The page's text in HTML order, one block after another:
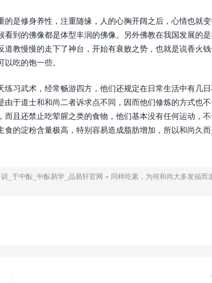
是修身养性，注重随缘，人的心胸开阔之后，心情也就
到的佛像都是体型丰润的佛像。另外佛教在我国发展的是
教慢慢的走下了神台，开始有衰败之势，也就是说香火
吃的饱一些。
习武术，经常畅游四方，他们还规定在日常生活中有几
于道士和和尚二者诉求点不同，因而他们修炼的方式也
且还禁止吃荤腥之类的食物，他们基本没有任何运动，
的淀粉含量极高，特别容易造成脂肪增加，所以和尚久而
_于中酝_中酝易学_品易轩官网 » 同样吃素，为何和尚大多发福而